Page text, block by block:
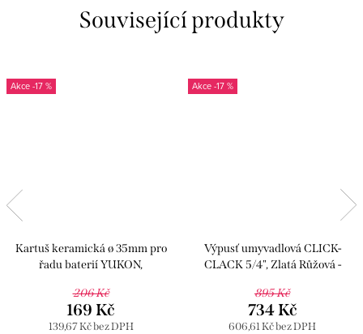
Související produkty
-17 %
Kartuš keramická ø 35mm pro
řadu baterií YUKON,
KA3514, RAV Slezák
206 Kč
139,67 Kč bez DPH
169 Kč
-17 %
Výpusť umyvadlová CLICK-
CLACK 5/4", Zlatá Růžová -
Slezák
895 Kč
606,61 Kč bez DPH
734 Kč